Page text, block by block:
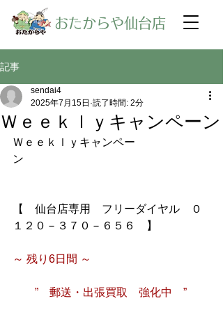
​おたからや仙台店
記事
Ｗｅｅｋｌｙキャンペーン
sendai4
2025年7月15日 読了時間: 2分
Ｗｅｅｋｌｙキャンペー
ン
【　仙台店専用　フリーダイヤル　０
１２０－３７０－６５６　】
～ 残り6日間 ～
”　郵送・出張買取　強化中　”